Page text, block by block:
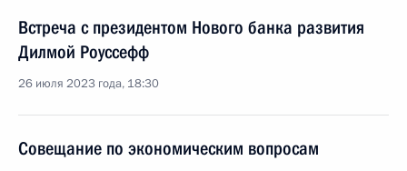
Встреча с президентом Нового банка развития
Дилмой Роуссефф
26 июля 2023 года, 18:30
Совещание по экономическим вопросам